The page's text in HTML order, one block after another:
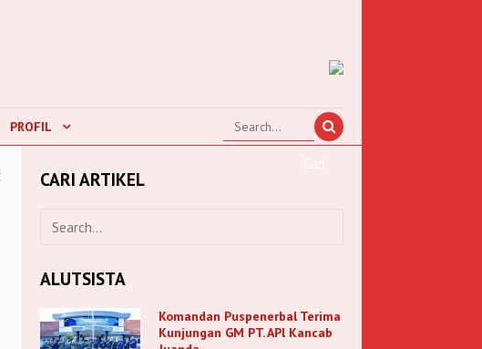
PROFIL
CARI ARTIKEL
ALUTSISTA
Komandan Puspenerbal Terima
Kunjungan GM PT. APl Kancab